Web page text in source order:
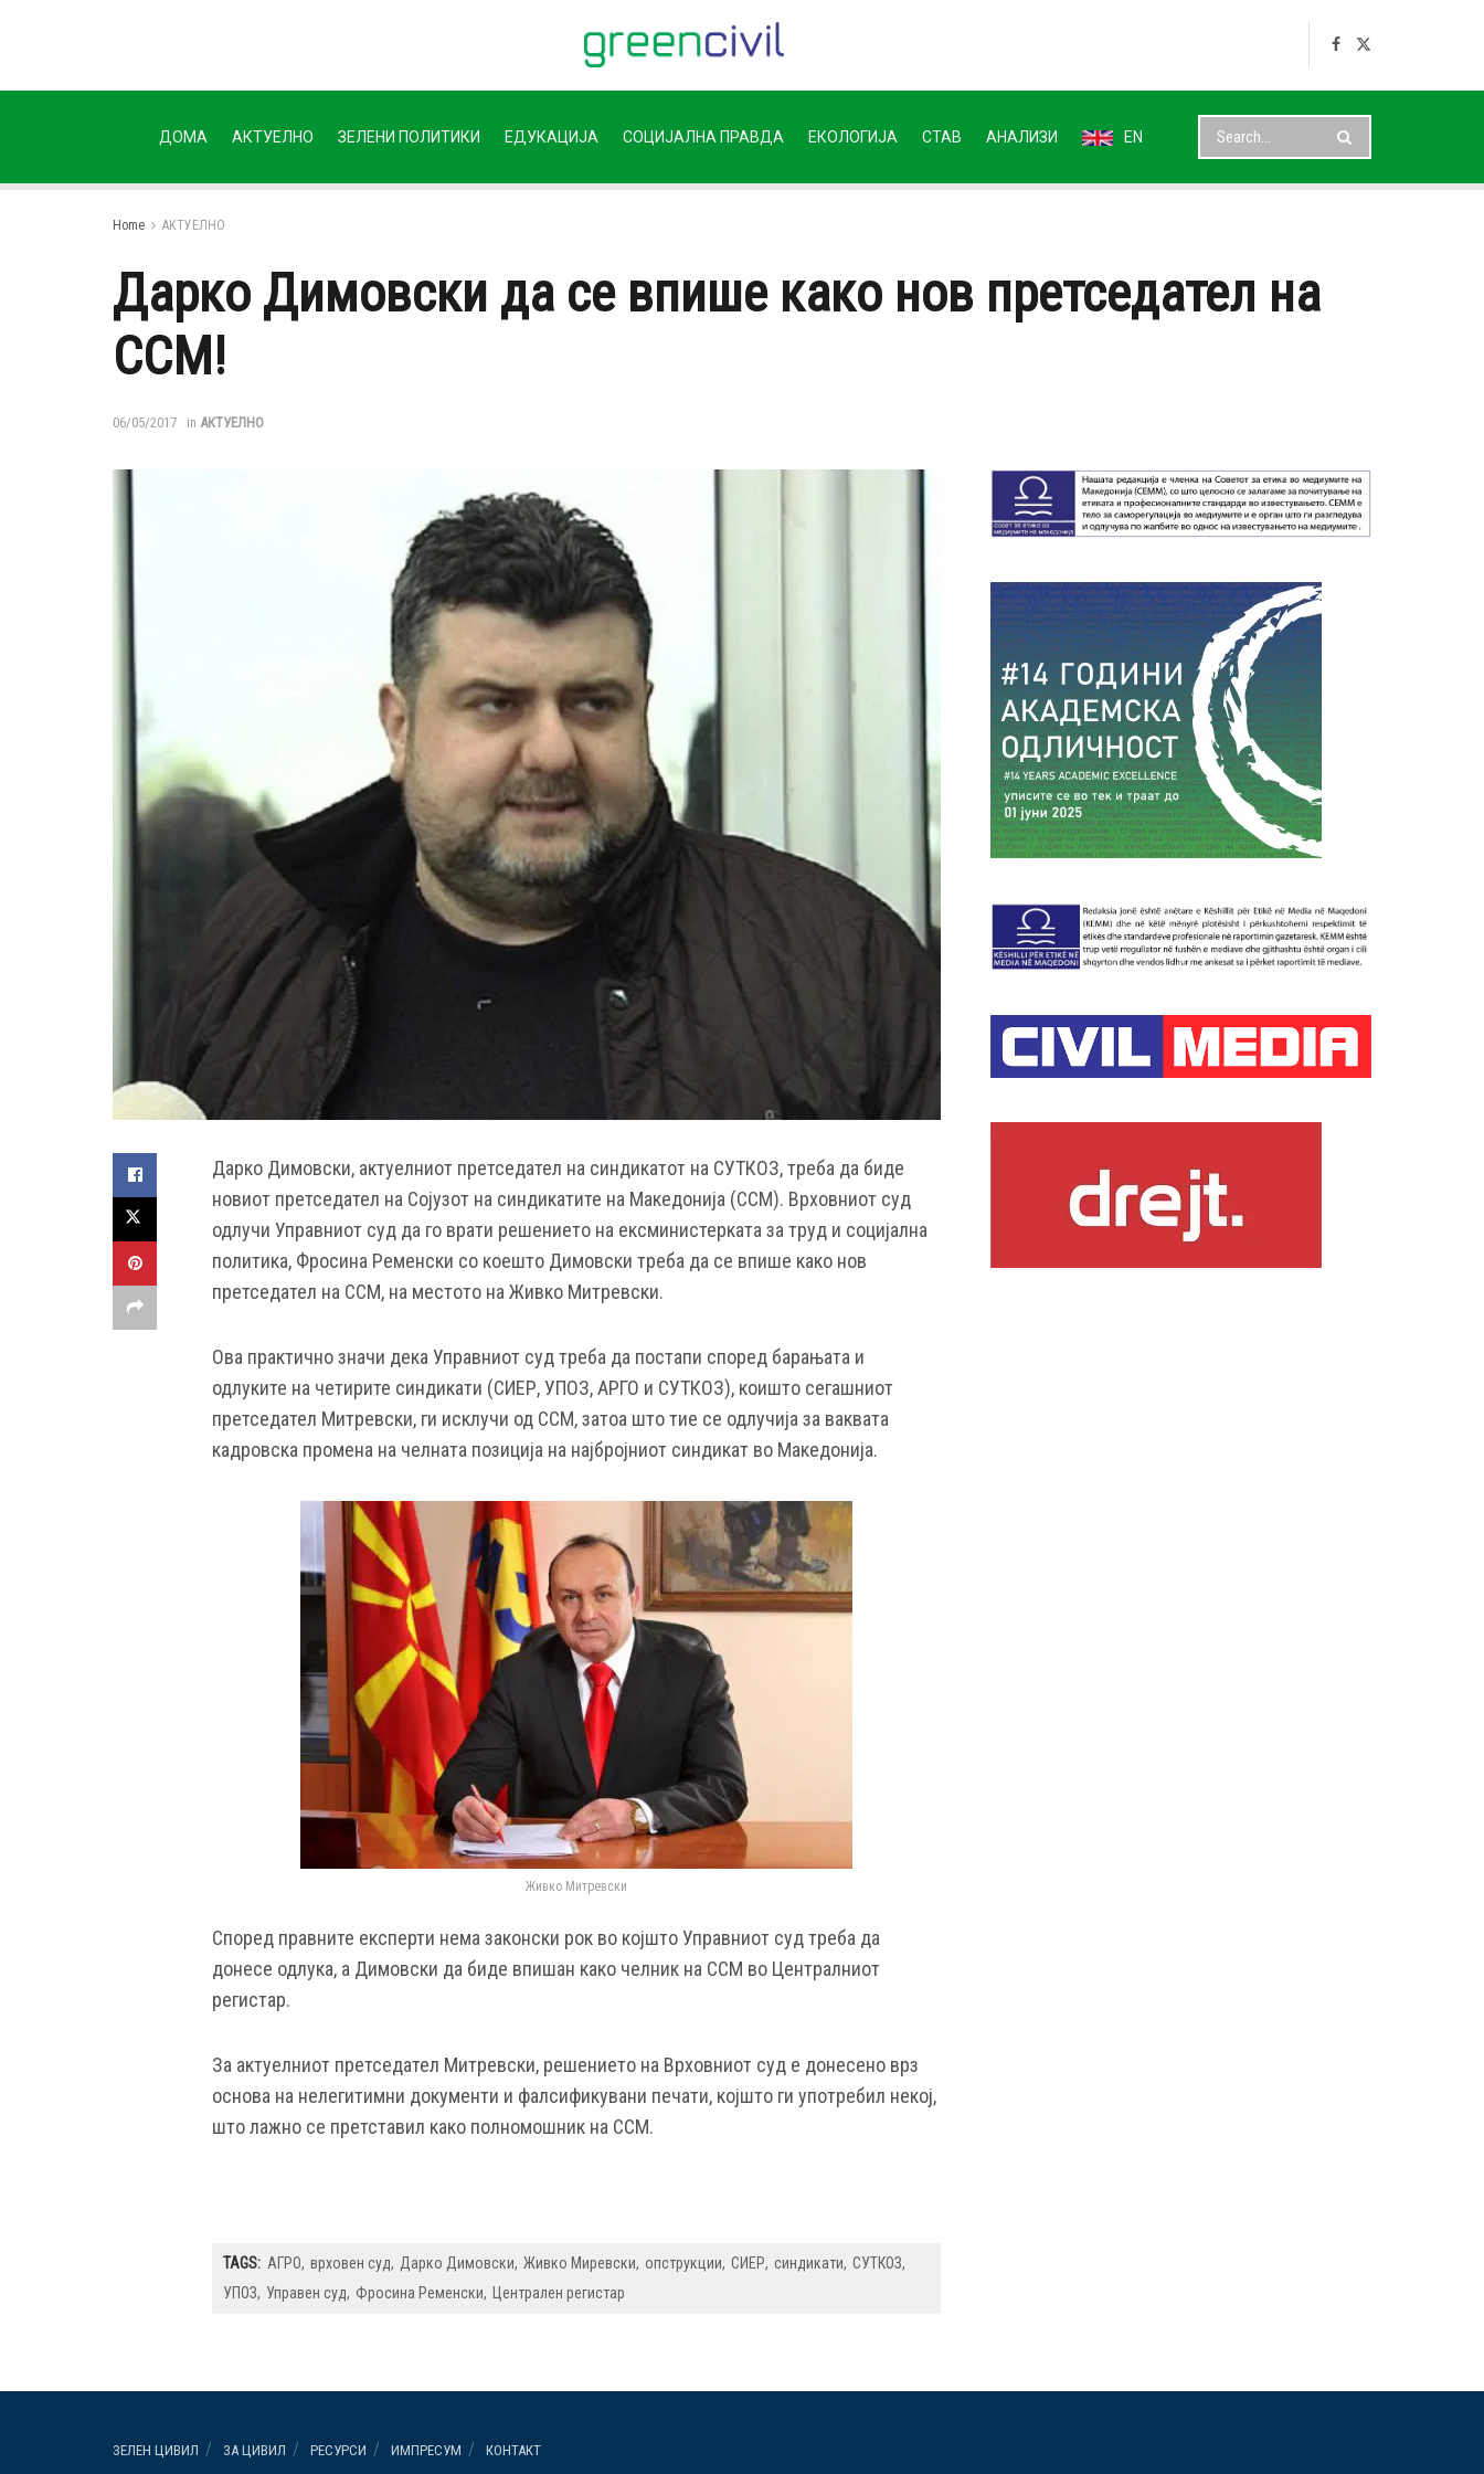
ДОМА АКТУЕЛНО ЗЕЛЕНИ ПОЛИТИКИ ЕДУКАЦИЈА СОЦИЈАЛНА ПРАВДА ЕКОЛОГИЈА СТАВ АНАЛИЗИ EN
Home АКТУЕЛНО
Дарко Димовски да се впише како нов претседател на
ССМ!
06/05/2017 in АКТУЕЛНО
Дарко Димовски, актуелниот претседател на синдикатот на СУТКОЗ, треба да биде
новиот претседател на Сојузот на синдикатите на Македонија (ССМ). Врховниот суд
одлучи Управниот суд да го врати решението на ексминистерката за труд и социјална
политика, Фросина Ременски со коешто Димовски треба да се впише како нов
претседател на ССМ, на местото на Живко Митревски.
Ова практично значи дека Управниот суд треба да постапи според барањата и
одлуките на четирите синдикати (СИЕР, УПОЗ, АРГО и СУТКОЗ), коишто сегашниот
претседател Митревски, ги исклучи од ССМ, затоа што тие се одлучија за ваквата
кадровска промена на челната позиција на најбројниот синдикат во Македонија.
Живко Митревски
Според правните експерти нема законски рок во којшто Управниот суд треба да
донесе одлука, а Димовски да биде впишан како челник на ССМ во Централниот
регистар.
За актуелниот претседател Митревски, решението на Врховниот суд е донесено врз
основа на нелегитимни документи и фалсификувани печати, којшто ги употребил некој,
што лажно се претставил како полномошник на ССМ.
TAGS: АГРО врховен суд Дарко Димовски Живко Миревски опструкции СИЕР синдикати СУТКОЗ
УПОЗ
Управен суд Фросина Ременски Централен регистар
ЗЕЛЕН ЦИВИЛ ЗА ЦИВИЛ РЕСУРСИ ИМПРЕСУМ КОНТАКТ